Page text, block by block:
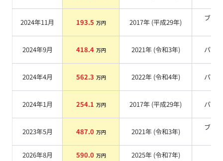
2024年11月 193.5 万円 2017年 (平成29年)
ブラ
2024年9月 418.4 万円 2021年 (令和3年) パール
2024年4月 562.3 万円 2022年 (令和4年) パール
2024年1月 254.1 万円 2017年 (平成29年) パール
2023年5月 487.0 万円 2021年 (令和3年)
ブラ
2026年8月
590.0 万円 2025年 (令和7年)